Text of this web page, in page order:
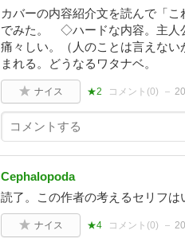
カバーの内容紹介文を読んで「
でみた。 ◇ハードな内容。主人
痛々しい。（人のことは言えな
まれる。どうなるワタナベ。
ナイス ★2 コメント(0)
Cephalopoda
読了。この作者の考えるセリフは
ナイス ★4 コメント(0)